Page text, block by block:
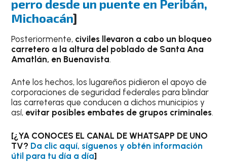
perro desde un puente en Peribán,
Michoacán]
Posteriormente, civiles llevaron a cabo un bloqueo
carretero a la altura del poblado de Santa Ana
Amatlán, en Buenavista.
Ante los hechos, los lugareños pidieron el apoyo de
corporaciones de seguridad federales para blindar
las carreteras que conducen a dichos municipios y
así, evitar posibles embates de grupos criminales.
[¿YA CONOCES EL CANAL DE WHATSAPP DE UNO
TV? Da clic aquí, síguenos y obtén información
útil para tu día a día]